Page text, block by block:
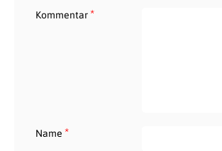
Kommentar*
Name *